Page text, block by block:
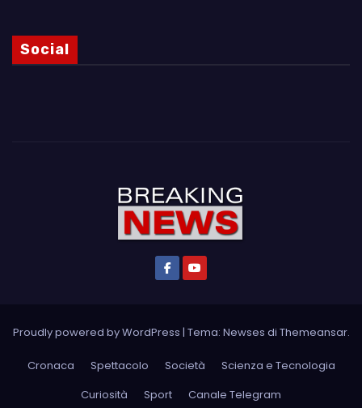
Social
Proudly powered by WordPress | Tema: Newses di Themeansar.
Cronaca Spettacolo Società
Scienza e Tecnologia
Curiosità
Sport Canale Telegram